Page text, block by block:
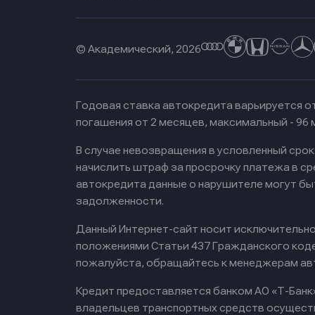
© Академический, 2026
Годовая ставка автокредита варьируется
погашения от 2 месяцев, максимальный -
В случае невозвращения в условленный
начислить штраф за просрочку платежа в
автокредита данные о нарушителе могут
задолженности.
Данный Интернет-сайт носит
положениями Статьи 437 Гражданского
пожалуйста, обращайтесь к менеджерам
Кредит предоставляется банком АО «Т-
владельцев транспортных средств